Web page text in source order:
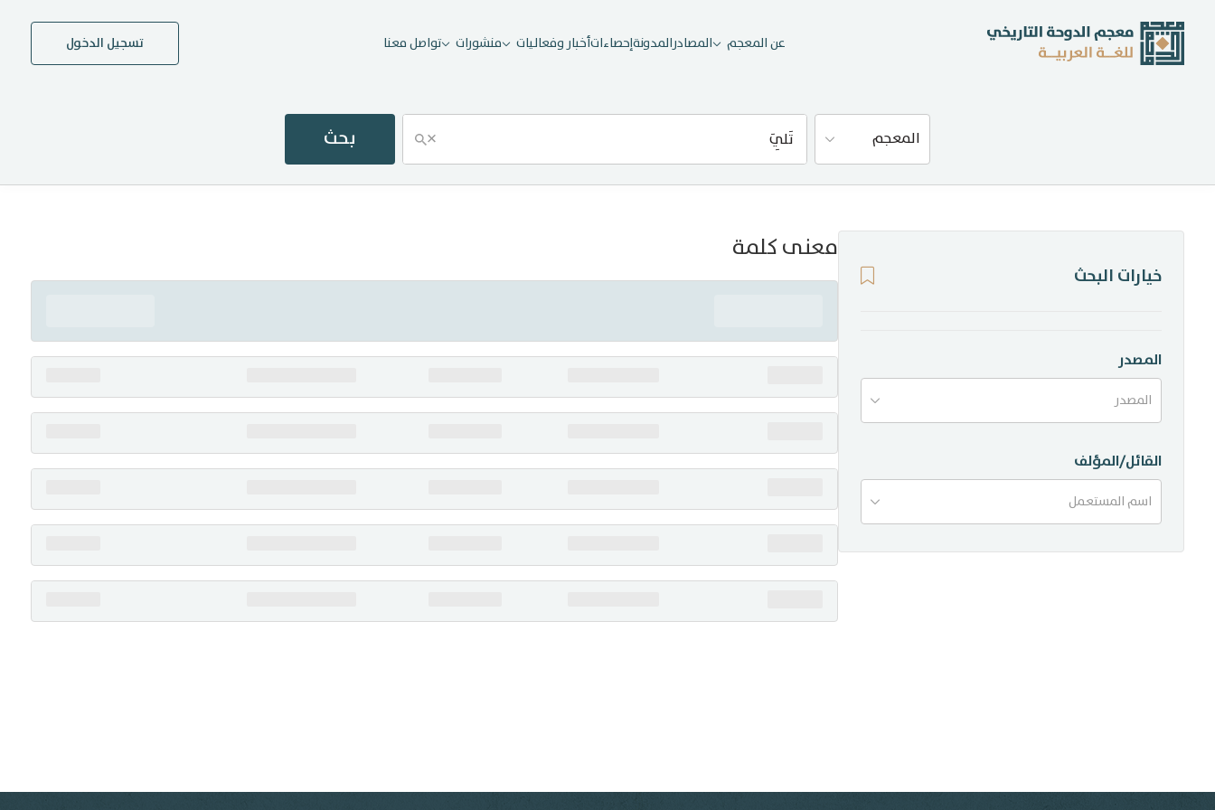
عن المعجم المصادرالمدونةإحصاءاتأخبار وفعاليات منشورات تواصل معنا تسجيل الدخول
المعجم × بحث
إحصاءات
منشورات
تواصل معنا
معنى كلمة
خيارات البحث
المصدر
المصدر
القائل/المؤلف
اسم المستعمل